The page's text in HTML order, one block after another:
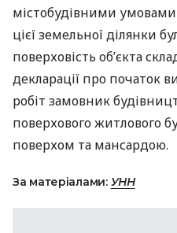
містобудівними
цієї земельної ділянки
поверховість об’єкта
декларації про початок
робіт замовник
поверхового житлового
поверхом та мансардою.
За матеріалами: УНН